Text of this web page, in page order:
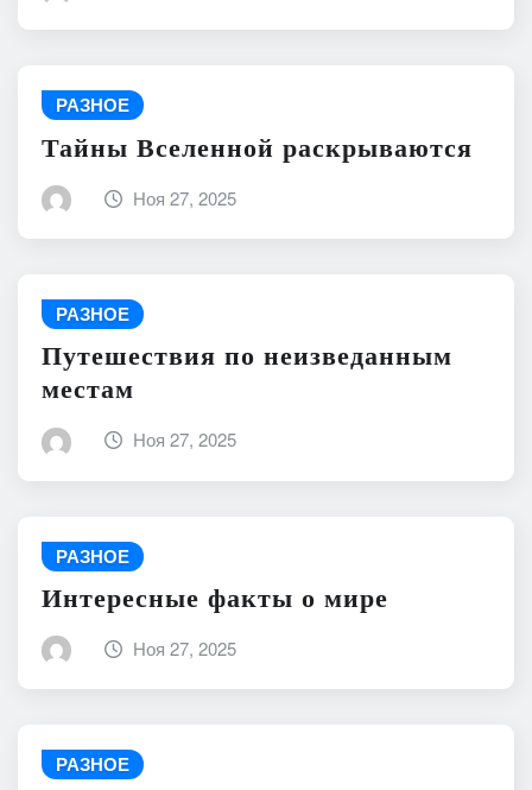
РАЗНОЕ
Тайны Вселенной раскрываются
Ноя 27, 2025
РАЗНОЕ
Путешествия по неизведанным
местам
Ноя 27, 2025
РАЗНОЕ
Интересные факты о мире
Ноя 27, 2025
РАЗНОЕ